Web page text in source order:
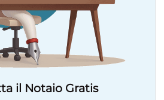
il Notaio Gratis